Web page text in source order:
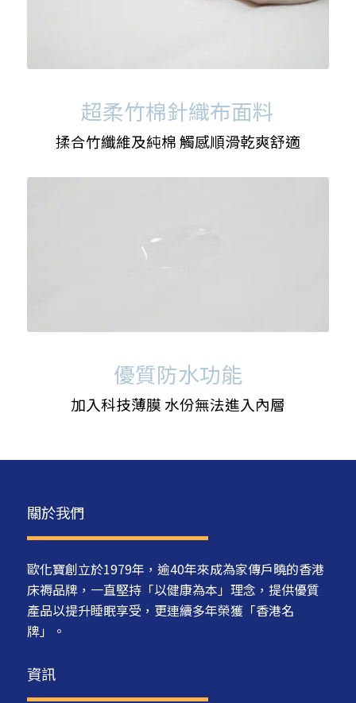
超柔竹棉針織布面料
揉合竹纖維及純棉 觸感順滑乾爽舒適
優質防水功能
加入科技薄膜 水份無法進入內層
關於我們
歐化寶創立於1979年，逾40年來成為家傳戶曉的香港
床褥品牌，一直堅持「以健康為本」理念，提供優質
產品以提升睡眠享受，更連續多年榮獲「香港名
牌」。
資訊